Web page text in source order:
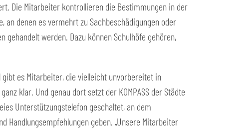
Die Mitarbeiter kontrollieren die Bestimmungen in der
an denen es vermehrt zu Sachbeschädigungen oder
werden. Dazu können Schulhöfe gehören,
gibt es Mitarbeiter, die vielleicht unvorbereitet in
klar. Und genau dort setzt der KOMPASS der Städte
Unterstützungstelefon geschaltet, an dem
Handlungsempfehlungen geben. „Unsere Mitarbeiter